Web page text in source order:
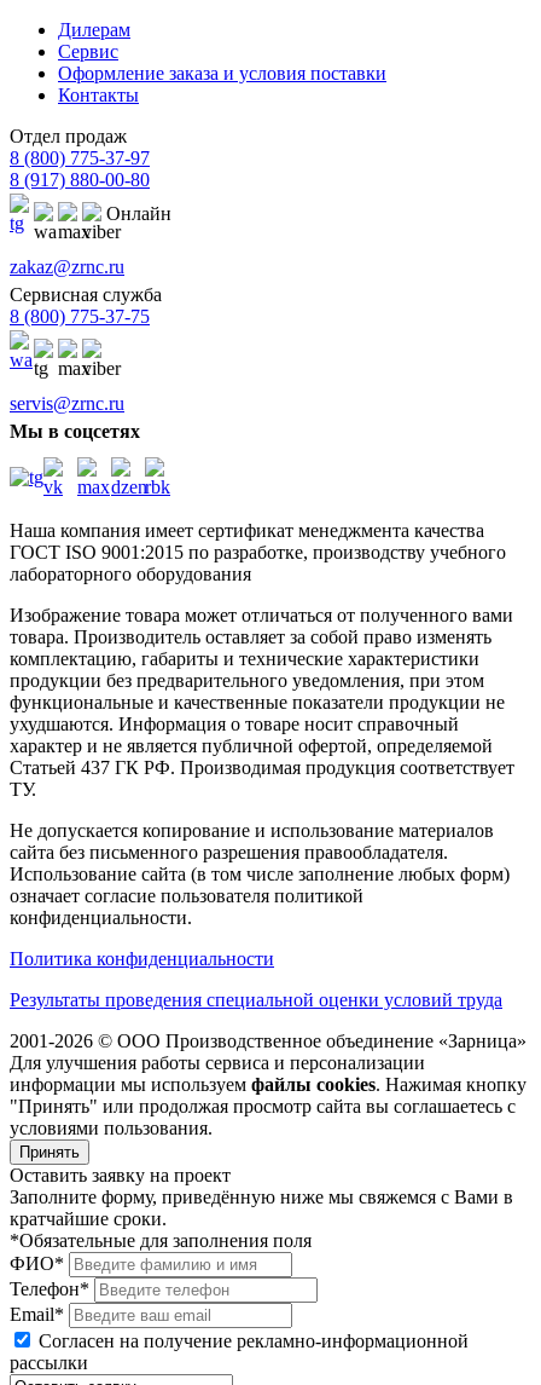
Дилерам
Сервис
Оформление заказа и условия поставки
Контакты
Отдел продаж
8 (800) 775-37-97
8 (917) 880-00-80
Онлайн
zakaz@zrnc.ru
Сервисная служба
8 (800) 775-37-75
servis@zrnc.ru
Мы в соцсетях
Наша компания имеет сертификат менеджмента качества
ГОСТ ISO 9001:2015 по разработке, производству учебного
лабораторного оборудования
Изображение товара может отличаться от полученного вами
товара. Производитель оставляет за собой право изменять
комплектацию, габариты и технические характеристики
продукции без предварительного уведомления, при этом
функциональные и качественные показатели продукции не
ухудшаются. Информация о товаре носит справочный
характер и не является публичной офертой, определяемой
Статьей 437 ГК РФ. Производимая продукция соответствует
ТУ.
Не допускается копирование и использование материалов
сайта без письменного разрешения правообладателя.
Использование сайта (в том числе заполнение любых форм)
означает согласие пользователя политикой
конфиденциальности.
Политика конфиденциальности
Результаты проведения специальной оценки условий труда
2001-2026 © ООО Производственное объединение «Зарница»
Для улучшения работы сервиса и персонализации
информации мы используем файлы cookies. Нажимая кнопку
"Принять" или продолжая просмотр сайта вы соглашаетесь с
условиями пользования.
Принять
Оставить заявку на проект
Заполните форму, приведённую ниже мы свяжемся с Вами в
кратчайшие сроки.
*Обязательные для заполнения поля
ФИО*
Телефон*
Email*
Согласен на получение рекламно-информационной
рассылки